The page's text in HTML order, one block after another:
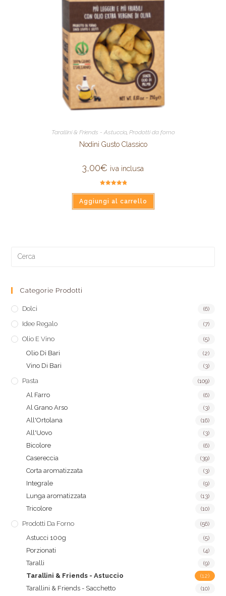
Tarallini & Friends - Astuccio, Prodotti da forno
Nodini Gusto Classico
3,00€ iva inclusa
5.00
su 5
Aggiungi al carrello
Categorie Prodotti
Dolci (6)
Idee Regalo (7)
Olio E Vino (5)
Olio Di Bari (2)
Vino Di Bari (3)
Pasta (109)
Al Farro (6)
Al Grano Arso (3)
All'Ortolana (16)
All'Uovo (3)
Bicolore (6)
Casereccia (39)
Corta aromatizzata (3)
Integrale (9)
Lunga aromatizzata (13)
Tricolore (10)
Prodotti Da Forno (56)
Astucci 100g (5)
Porzionati (4)
Taralli (9)
Tarallini & Friends - Astuccio (12)
Tarallini & Friends - Sacchetto (10)